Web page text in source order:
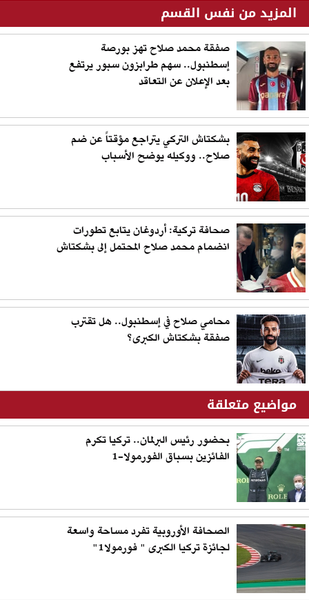
المزيد من نفس القسم
صفقة محمد صلاح تهز بورصة
إسطنبول.. سهم طرابزون سبور يرتفع
بعد الإعلان عن التعاقد
بشكتاش التركي يتراجع مؤقتاً عن ضم
صلاح.. ووكيله يوضح الأسباب
صحافة تركية: أردوغان يتابع تطورات
انضمام محمد صلاح المحتمل إلى بشكتاش
محامي صلاح في إسطنبول.. هل تقترب
صفقة بشكتاش الكبرى؟
مواضيع متعلقة
بحضور رئيس البرلمان.. تركيا تكرم
الفائزين بسباق الفورمولا-1
الصحافة الأوروبية تفرد مساحة واسعة
لجائزة تركيا الكبرى " فورمولا1"